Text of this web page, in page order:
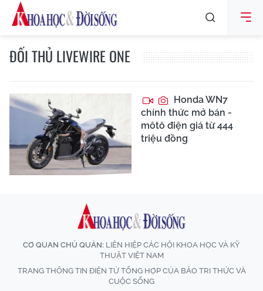
ĐỐI THỦ LIVEWIRE ONE
Honda WN7
chính thức mở bán -
môtô điện giá từ 444
triệu đồng
CƠ QUAN CHỦ QUẢN: LIÊN HIỆP CÁC HỘI KHOA HỌC VÀ KỸ
THUẬT VIỆT NAM
TRANG THÔNG TIN ĐIỆN TỬ TỔNG HỢP CỦA BÁO TRI THỨC VÀ
CUỘC SỐNG